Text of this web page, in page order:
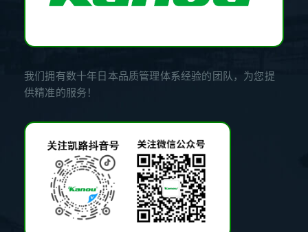
我们拥有数十年日本品质管理体系经验的团队，为您提
供精准的服务！